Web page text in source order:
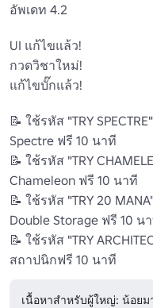
อัพเดท 4.2
UI แก้ไขแล้ว!
กวดวิชาใหม่!
แก้ไขบั๊กแล้ว!
📝 ใช้รหัส "TRY
Spectre ฟรี 10 นาที
📝 ใช้รหัส "TRY
Chameleon ฟรี 10 นาที
📝 ใช้รหัส "TRY 20
Double Storage ฟรี 10 น
📝 ใช้รหัส "TRY
สถาปนิกฟรี 10 นาที
เนื้อหาสำหรับผู้ใหญ่: น้อยม